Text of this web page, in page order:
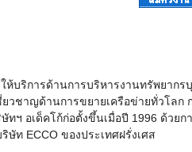
ห้บริการด้านการบริหารงานทรัพยาก
ชาญด้านการขยายเครือข่ายทั่วโลก
ฯ อเด็คโก้ก่อตั้งขึ้นเมื่อปี 1996 ด้วย
ท ECCO ของประเทศฝรั่งเศส